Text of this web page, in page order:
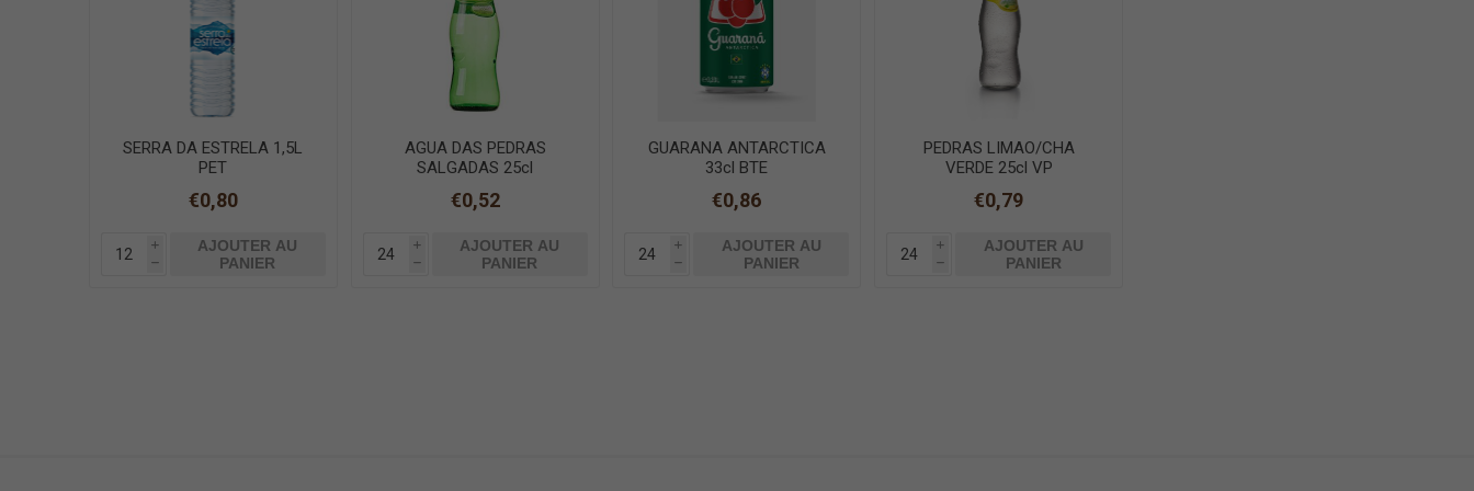
SERRA DA ESTRELA 1,5L
PET
€0,80
i
h
AJOUTER AU
PANIER
AGUA DAS PEDRAS
SALGADAS 25cl
€0,52
i
h
AJOUTER AU
PANIER
GUARANA ANTARCTICA
33cl BTE
€0,86
i
h
AJOUTER AU
PANIER
PEDRAS LIMAO/CHA
VERDE 25cl VP
€0,79
i
h
AJOUTER AU
PANIER